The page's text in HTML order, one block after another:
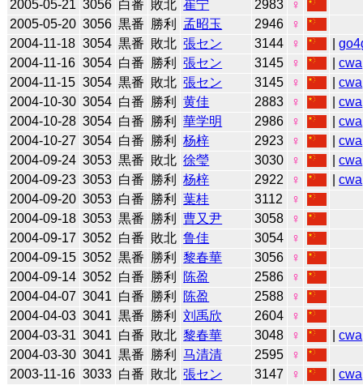
2005-05-21 3056 白番 敗北 崔宁 2983
♀
2005-05-20 3056 黒番 勝利 孟昭玉 2946
♀
2004-11-18 3054 黒番 敗北 張セン 3144 ♀ |
2004-11-16 3054 白番 勝利 張セン 3145 ♀ |cwa
2004-11-15 3054 黒番 敗北 張セン 3145 ♀ |cwa
2004-10-30 3054 白番 勝利 黄佳 2883 ♀ |cwa
2004-10-28 3054 白番 勝利 華学明 2986 ♀ |cwa
2004-10-27 3054 白番 勝利 杨梓 2923 ♀ |cwa
2004-09-24 3053 黒番 敗北 徐瑩 3030 ♀ |cwa
2004-09-23 3053 白番 勝利 杨梓 2922 ♀ |cwa
2004-09-20 3053 白番 勝利 葉桂 3112
♀
2004-09-18 3053 黒番 勝利 曹又尹 3058
♀
2004-09-17 3052 白番 敗北 鲁佳 3054
♀
2004-09-15 3052 黒番 勝利 黎春華 3056
♀
2004-09-14 3052 白番 勝利 陈盈 2586
♀
2004-04-07 3041 白番 勝利 陈盈 2588
♀
2004-04-03 3041 黒番 勝利 刘禹欣 2604
♀
2004-03-31 3041 白番 敗北 黎春華 3048 ♀ |cwa
2004-03-30 3041 黒番 勝利 马清清 2595
♀
2003-11-16 3033 白番 敗北 張セン 3147 ♀ |cwa